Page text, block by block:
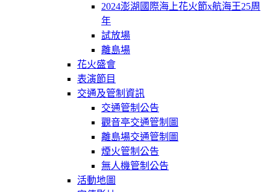
2024澎湖國際海上花火節x航海王25周
年
試放場
離島場
花火盛會
表演節目
交通及管制資訊
交通管制公告
觀音亭交通管制圖
離島場交通管制圖
煙火管制公告
無人機管制公告
活動地圖